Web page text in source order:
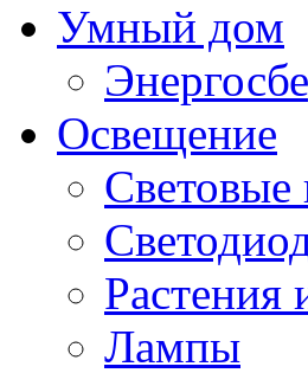
Умный дом
Освещение
Растения
Лампы